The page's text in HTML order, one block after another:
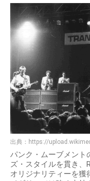
出典： https://
パンク・ムーブメント
ズ・スタイルを貫き、
オリジナリティーを獲